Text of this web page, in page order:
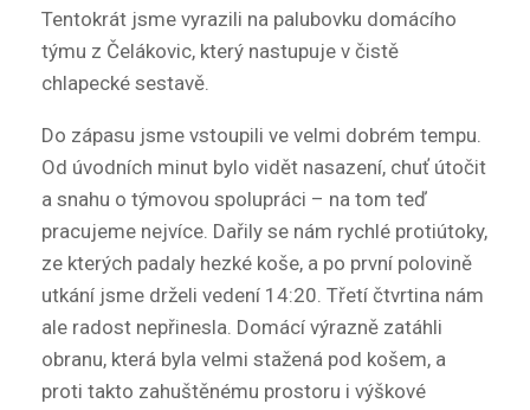
Tentokrát jsme vyrazili na palubovku domácího
týmu z Čelákovic, který nastupuje v čistě
chlapecké sestavě.
Do zápasu jsme vstoupili ve velmi dobrém tempu.
Od úvodních minut bylo vidět nasazení, chuť útočit
a snahu o týmovou spolupráci – na tom teď
pracujeme nejvíce. Dařily se nám rychlé protiútoky,
ze kterých padaly hezké koše, a po první polovině
utkání jsme drželi vedení 14:20. Třetí čtvrtina nám
ale radost nepřinesla. Domácí výrazně zatáhli
obranu, která byla velmi stažená pod košem, a
proti takto zahuštěnému prostoru i výškové